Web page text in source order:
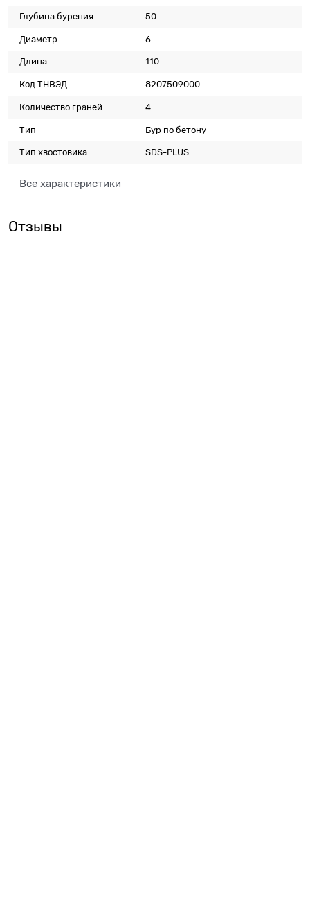
Глубина бурения 50
Диаметр 6
Длина 110
Код ТНВЭД 8207509000
Количество граней 4
Тип Бур по бетону
Тип хвостовика SDS-PLUS
Все характеристики
Отзывы